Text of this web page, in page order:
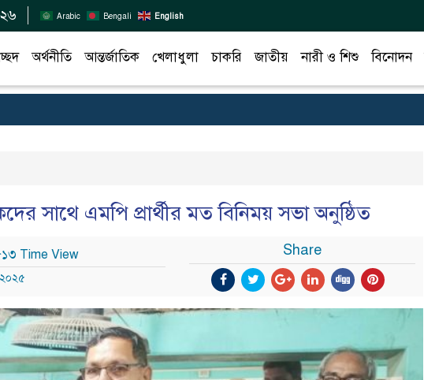
Arabic Bengali English
অর্থনীতি আন্তর্জাতিক খেলাধুলা চাকরি জাতীয় নারী ও শিশু বিনোদন
সাথে এমপি প্রার্থীর মত বিনিময় সভা অনুষ্ঠিত
Time View
২০২৫
Share